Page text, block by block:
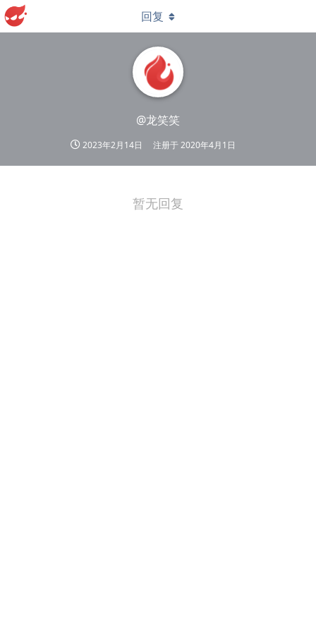
@龙笑笑
2023年2月14日 注册于2020年4月1日
回复
暂无回复